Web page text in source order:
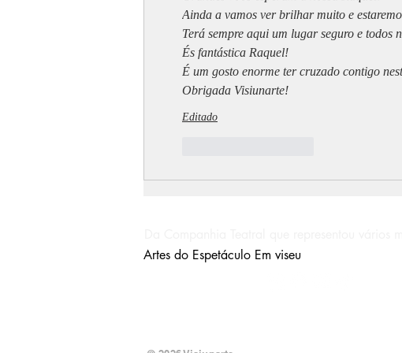
Ainda a vamos ver brilhar muito e
Terá sempre aqui um lugar seguro e todos
És fantástica Raquel!
É um gosto enorme ter cruzado contigo
Obrigada Visiunarte!
Editado
Artes do Espetáculo Em viseu